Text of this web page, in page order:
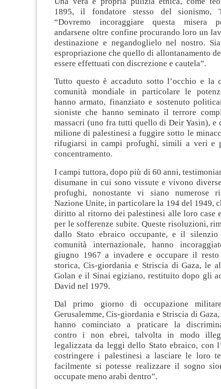
1895, il fondatore stesso del sionismo,
“Dovremo incoraggiare questa misera
andarsene oltre confine procurando loro un
destinazione e negandoglielo nel nostro.
espropriazione che quello di allontanamento
essere effettuati con discrezione e cautela”.
Tutto questo è accaduto sotto l’occhio e la
comunità mondiale in particolare le
hanno armato, finanziato e sostenuto
sioniste che hanno seminato il terrore
massacri (uno fra tutti quello di Deir Yasin), e
milione di palestinesi a fuggire sotto le
rifugiarsi in campi profughi, simili a veri e
concentramento.
I campi tuttora, dopo più di 60 anni,
disumane in cui sono vissute e vivono
profughi, nonostante vi siano numerose
Nazione Unite, in particolare la 194 del 1949,
diritto al ritorno dei palestinesi alle loro case
per le sofferenze subite. Queste risoluzioni,
dallo Stato ebraico occupante, e il silenzio
comunità internazionale, hanno
giugno 1967 a invadere e occupare il resto
storica, Cis-giordania e Striscia di Gaza, le
Golan e il Sinai egiziano, restituito dopo gli
David nel 1979.
Dal primo giorno di occupazione
Gerusalemme, Cis-giordania e Striscia di
hanno cominciato a praticare la
contro i non ebrei, talvolta in modo
legalizzata da leggi dello Stato ebraico, con
costringere i palestinesi a lasciare le loro
facilmente si potesse realizzare il sogno
occupate meno arabi dentro”.